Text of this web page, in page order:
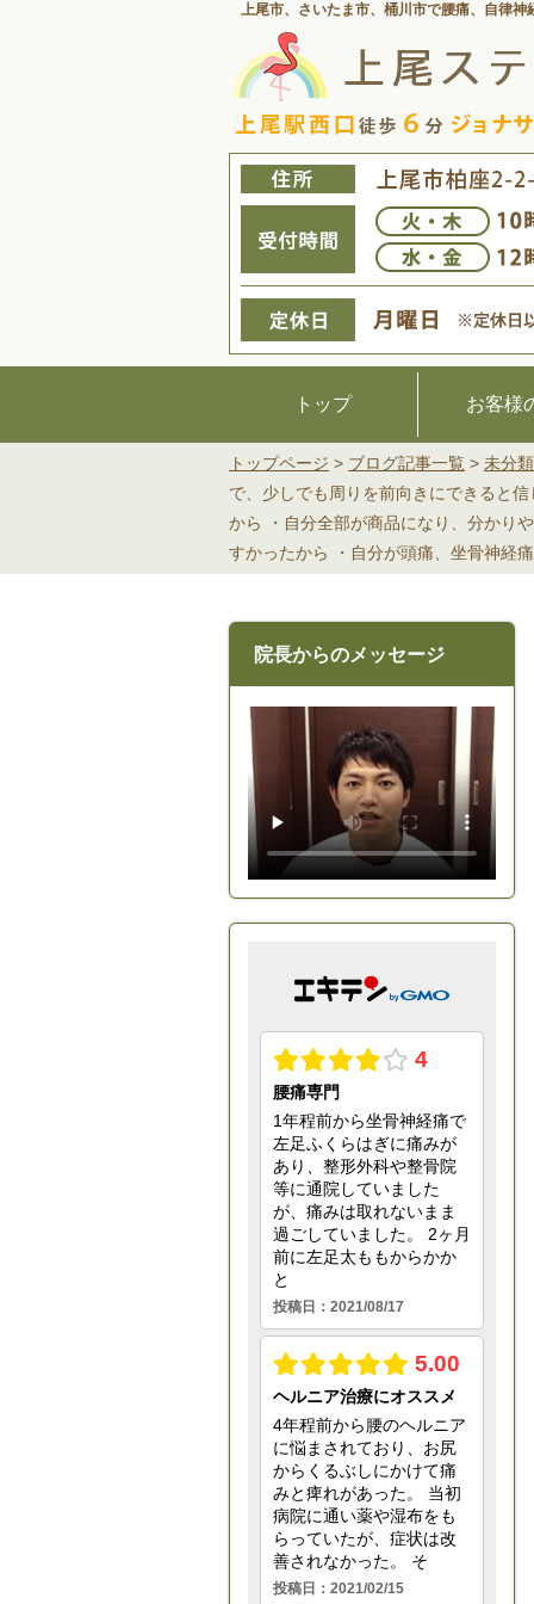
上尾市、さいたま市、桶川市で腰痛、 自律神
トップ お客様
トップページ > ブログ記事一覧 > 未分類
で、少しでも周りを前向きにできると
から ・自分全部が商品になり、分かり
すかったから ・自分が頭痛、坐骨神経
院長からのメッセージ